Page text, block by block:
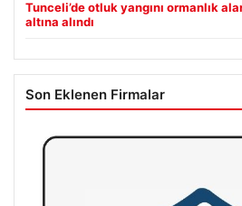
Tunceli’de otluk yangını ormanlık
altına alındı
Son Eklenen Firmalar